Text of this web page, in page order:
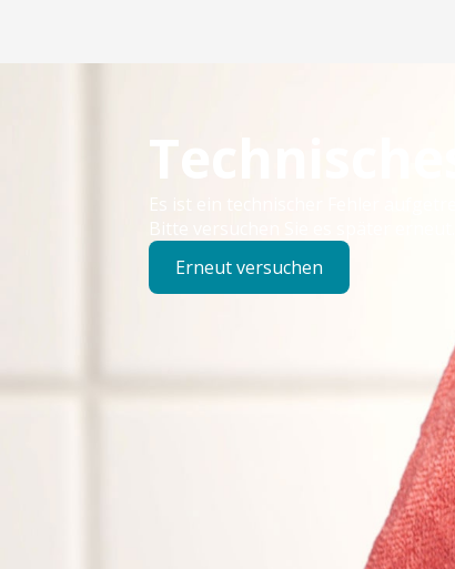
Es ist ein technischer Fehler
Bitte versuchen Sie es später erneut.
Erneut versuchen